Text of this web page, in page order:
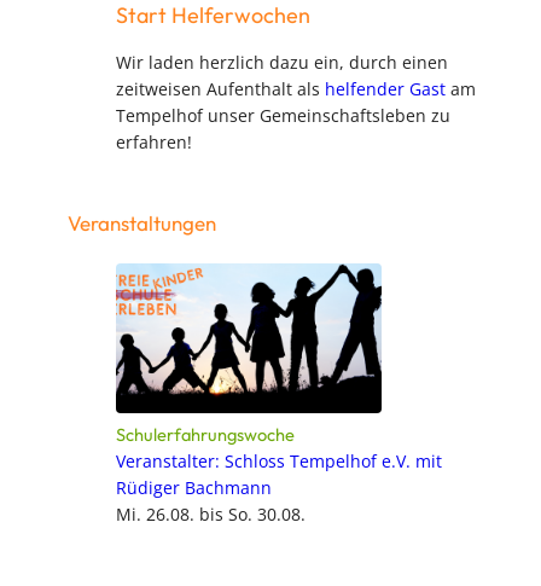
Start Helferwochen
Wir laden herzlich dazu ein, durch einen
zeitweisen Aufenthalt als helfender Gast am
Tempelhof unser Gemeinschaftsleben zu
erfahren!
Veranstaltungen
Schulerfahrungswoche
Veranstalter: Schloss Tempelhof e.V. mit
Rüdiger Bachmann
Mi. 26.08. bis So. 30.08.